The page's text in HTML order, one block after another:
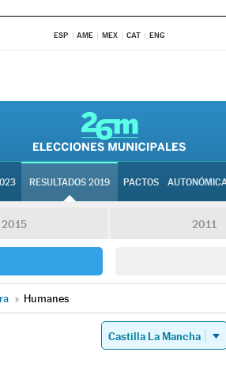
ESP AME MEX CAT ENG
RESULTADOS 2019 PACTOS
2015 2011
» Humanes